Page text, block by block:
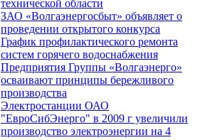
технической области
ЗАО «Волгаэнергосбыт» объявляет о
проведении открытого конкурса
График профилактического ремонта
систем горячего водоснабжения
Предприятия Группы «Волгаэнерго»
осваивают принципы бережливого
производства
Электростанции ОАО
"ЕвроСибЭнерго" в 2009 г увеличили
производство электроэнергии на 4